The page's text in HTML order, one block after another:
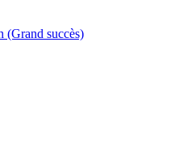
(Grand succès)